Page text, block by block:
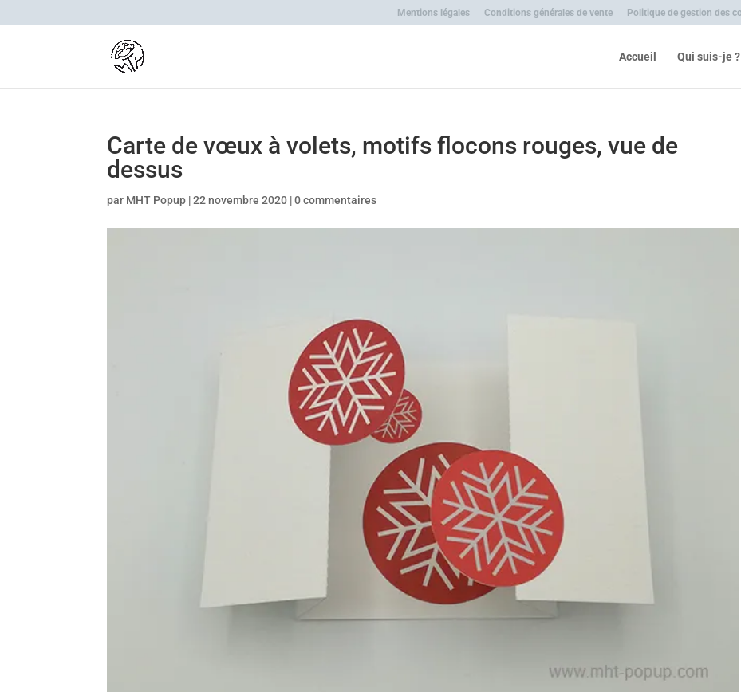
Mentions légales Conditions générales de vente Politique de gestion des
Accueil Qui suis-je ?
Carte de vœux à volets, motifs flocons rouges, vue de
dessus
par MHT Popup |22 novembre 2020 |0 commentaires